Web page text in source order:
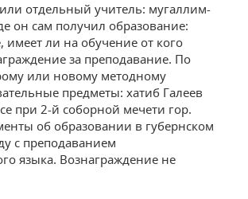
отдельный учитель: мугаллим-
он сам получил образование:
ли на обучение от кого
за преподавание. По
или новому методному
предметы: хатиб Галеев
при 2-й соборной мечети гор.
об образовании в губернском
с преподаванием
языка. Вознаграждение не